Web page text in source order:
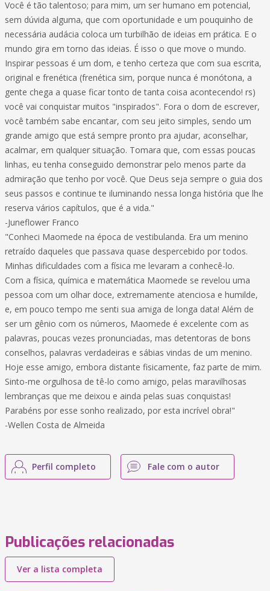
Você é tão talentoso; para mim, um ser humano em potencial,
sem dúvida alguma, que com oportunidade e um pouquinho de
necessária audácia coloca um turbilhão de ideias em prática. E o
mundo gira em torno das ideias. É isso o que move o mundo.
Inspirar pessoas é um dom, e tenho certeza que com sua escrita,
original e frenética (frenética sim, porque nunca é monótona, a
gente chega a quase ficar tonto de tanta coisa acontecendo! rs)
você vai conquistar muitos "inspirados". Fora o dom de escrever,
você também sabe encantar, com seu jeito simples, sendo um
grande amigo que está sempre pronto pra ajudar, aconselhar,
acalmar, em qualquer situação. Tomara que, com essas poucas
linhas, eu tenha conseguido demonstrar pelo menos parte da
admiração que tenho por você. Que Deus seja sempre o guia dos
seus passos e continue te iluminando nessa longa história que lhe
reserva vários capítulos, que é a vida."
-Juneflower Franco
"Conheci Maomede na época de vestibulanda. Era um menino
retraído daqueles que passava quase despercebido por todos.
Minhas dificuldades com a física me levaram a conhecê-lo.
Com a física, química e matemática Maomede se revelou uma
pessoa com um olhar doce, extremamente atenciosa e humilde,
e, em pouco tempo me senti sua amiga de longa data! Além de
ser um gênio com os números, Maomede é excelente com as
palavras, poucas vezes pronunciadas, mas detentoras de bons
conselhos, palavras verdadeiras e sábias vindas de um menino.
Hoje esse amigo, embora distante fisicamente, faz parte de mim.
Sinto-me orgulhosa de tê-lo como amigo, pelas maravilhosas
lembranças que me deixou e ainda pelas suas conquistas!
Parabéns por esse sonho realizado, por esta incrível obra!"
-Wellen Costa de Almeida
Perfil completo Fale com o autor
Publicações relacionadas
Ver a lista completa